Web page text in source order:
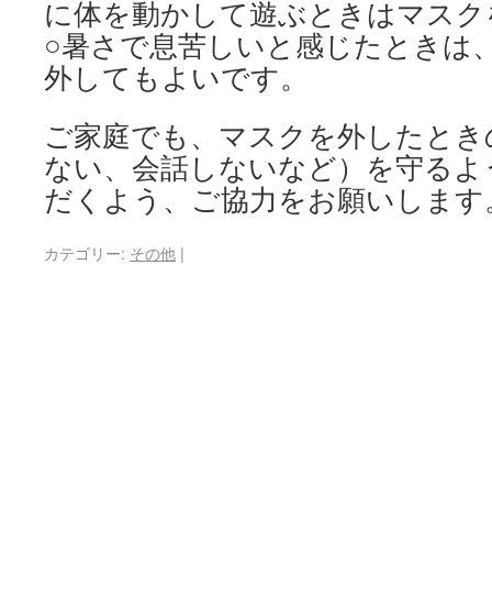
に体を動かして遊ぶときはマス
○暑さで息苦しいと感じたときは
外してもよいです。
ご家庭でも、マスクを外したと
ない、会話しないなど）を守る
だくよう、ご協力をお願いします
カテゴリー: その他 |